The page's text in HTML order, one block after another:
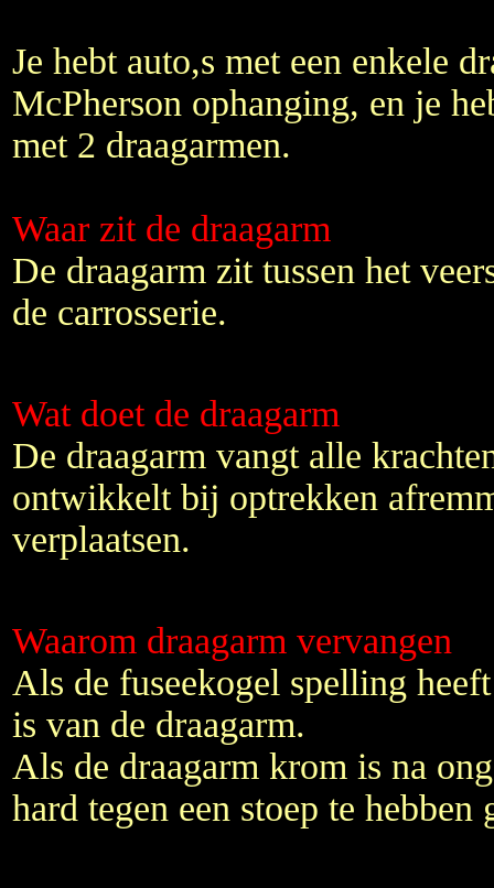
Je hebt auto,s met een enkele
McPherson ophanging, en je
met 2 draagarmen.
Waar zit de draagarm
De draagarm zit tussen het
de carrosserie.
Wat doet de draagarm
De draagarm vangt alle
ontwikkelt bij optrekken
verplaatsen.
Waarom draagarm vervangen
Als de fuseekogel spelling
is van de draagarm.
Als de draagarm krom is na
hard tegen een stoep te hebben